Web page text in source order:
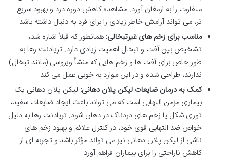
متفاوت را به ارمغان آورد. مشاهده کاهش دوره درد و بهبود سریع
تر، می تواند آرامش خاطر زیادی را برای فرد به دنبال داشته باشد.
مناسب برای زخم های غیرتبخالی: همانطور که قبلاً اشاره شد،
تشخیص بین آفت و تبخال اهمیت زیادی دارد. تریادنت رها به
طور خاص برای آفت ها و زخم هایی که منشأ ویروسی (مانند تبخال)
ندارند، طراحی شده و در این موارد به خوبی عمل می کند.
کمک به درمان ضایعات لیکن پلان دهانی: لیکن پلان دهانی یک
بیماری مزمن التهابی است که می تواند باعث ایجاد ضایعات سفید،
توری شکل یا زخم های دردناک در دهان شود. تریادنت رها به دلیل
خواص ضد التهابی قوی خود، در کنترل علائم و بهبود زخم های
ناشی از لیکن پلان دهانی نیز می تواند مؤثر باشد و تجربه ای از
کاهش ناراحتی را برای بیماران فراهم آورد.